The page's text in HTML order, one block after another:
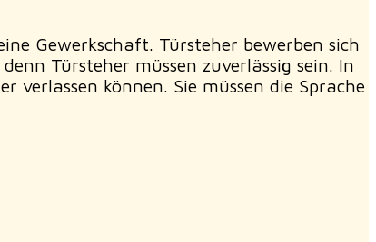
Gewerkschaft. Türsteher bewerben sich
Türsteher müssen zuverlässig sein. In
verlassen können. Sie müssen die Sprache